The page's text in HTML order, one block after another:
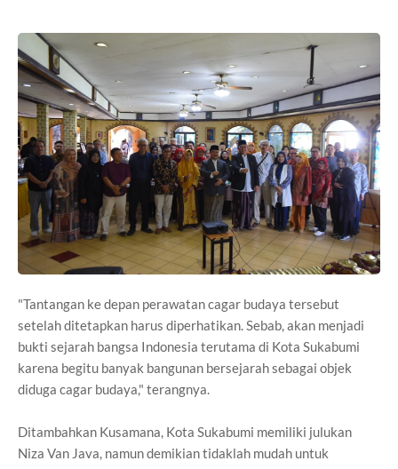
"Tantangan ke depan perawatan cagar budaya tersebut
setelah ditetapkan harus diperhatikan. Sebab, akan menjadi
bukti sejarah bangsa Indonesia terutama di Kota Sukabumi
karena begitu banyak bangunan bersejarah sebagai objek
diduga cagar budaya," terangnya.
Ditambahkan Kusamana, Kota Sukabumi memiliki julukan
Niza Van Java, namun demikian tidaklah mudah untuk